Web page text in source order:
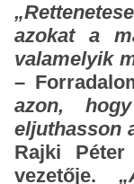
azokat a
valamelyik
–
azon,
eljuthasson
Rajki
vezetője.